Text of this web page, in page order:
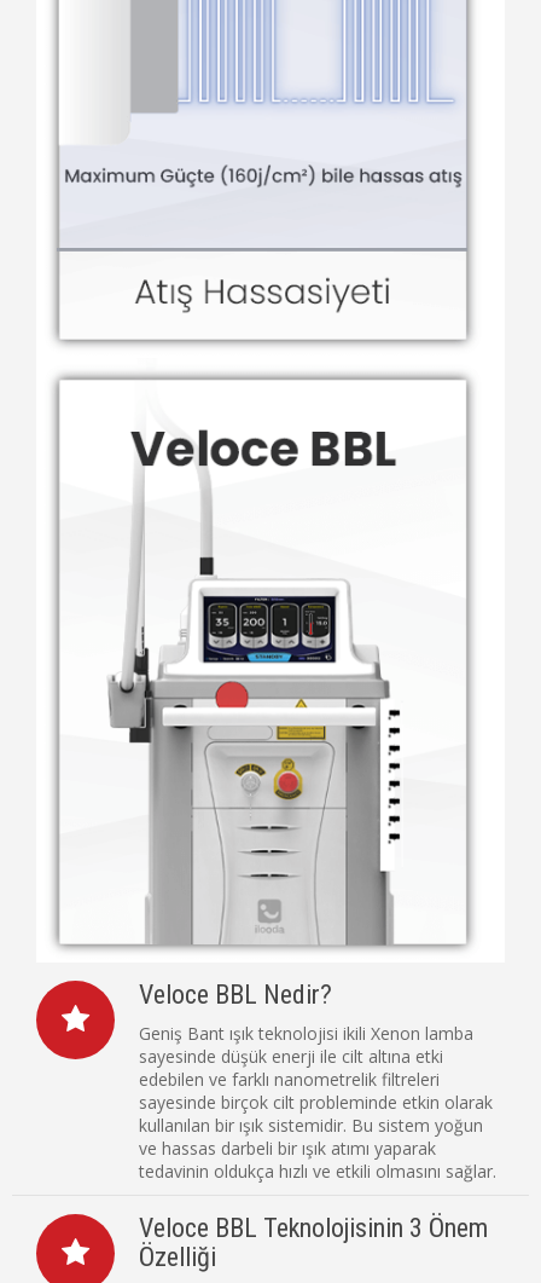
Veloce BBL Nedir?
Geniş Bant ışık teknolojisi ikili Xenon lamba
sayesinde düşük enerji ile cilt altına etki
edebilen ve farklı nanometrelik filtreleri
sayesinde birçok cilt probleminde etkin olarak
kullanılan bir ışık sistemidir. Bu sistem yoğun
ve hassas darbeli bir ışık atımı yaparak
tedavinin oldukça hızlı ve etkili olmasını sağlar.
Veloce BBL Teknolojisinin 3 Önem
Özelliği